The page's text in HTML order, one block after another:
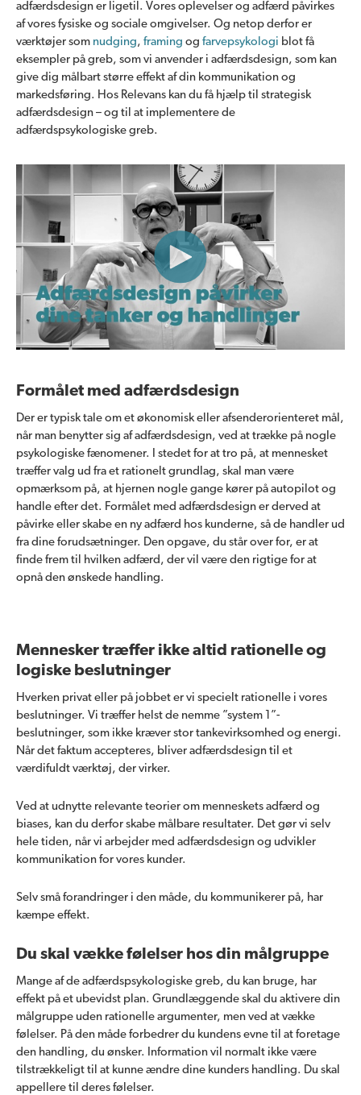
adfærdsdesign er ligetil. Vores oplevelser og adfærd påvirkes
af vores fysiske og sociale omgivelser. Og netop derfor er
værktøjer som nudging, framing og farvepsykologi blot få
eksempler på greb, som vi anvender i adfærdsdesign, som kan
give dig målbart større effekt af din kommunikation og
markedsføring. Hos Relevans kan du få hjælp til strategisk
adfærdsdesign – og til at implementere de
adfærdspsykologiske greb.
Formålet med adfærdsdesign
Der er typisk tale om et økonomisk eller afsenderorienteret mål,
når man benytter sig af adfærdsdesign, ved at trække på nogle
psykologiske fænomener. I stedet for at tro på, at mennesket
træffer valg ud fra et rationelt grundlag, skal man være
opmærksom på, at hjernen nogle gange kører på autopilot og
handle efter det. Formålet med adfærdsdesign er derved at
påvirke eller skabe en ny adfærd hos kunderne, så de handler ud
fra dine forudsætninger. Den opgave, du står over for, er at
finde frem til hvilken adfærd, der vil være den rigtige for at
opnå den ønskede handling.
Mennesker træffer ikke altid rationelle og
logiske beslutninger
Hverken privat eller på jobbet er vi specielt rationelle i vores
beslutninger. Vi træffer helst de nemme ”system 1”-
beslutninger, som ikke kræver stor tankevirksomhed og energi.
Når det faktum accepteres, bliver adfærdsdesign til et
værdifuldt værktøj, der virker.
Ved at udnytte relevante teorier om menneskets adfærd og
biases, kan du derfor skabe målbare resultater. Det gør vi selv
hele tiden, når vi arbejder med adfærdsdesign og udvikler
kommunikation for vores kunder.
Selv små forandringer i den måde, du kommunikerer på, har
kæmpe effekt.
Du skal vække følelser hos din målgruppe
Mange af de adfærdspsykologiske greb, du kan bruge, har
effekt på et ubevidst plan. Grundlæggende skal du aktivere din
målgruppe uden rationelle argumenter, men ved at vække
følelser. På den måde forbedrer du kundens evne til at foretage
den handling, du ønsker. Information vil normalt ikke være
tilstrækkeligt til at kunne ændre dine kunders handling. Du skal
appellere til deres følelser.